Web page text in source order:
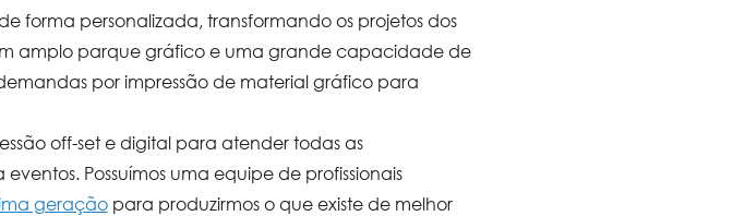
forma personalizada, transformando os projetos dos
amplo parque gráfico e uma grande capacidade de
por impressão de material gráfico para
off-set e digital para atender todas as
eventos. Possuímos uma equipe de profissionais
geraçãopara produzirmos o que existe de melhor